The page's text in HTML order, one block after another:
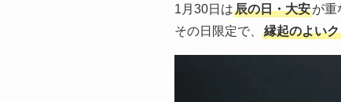
1月30日は辰の日・大安が重
その日限定で、
縁起のよい